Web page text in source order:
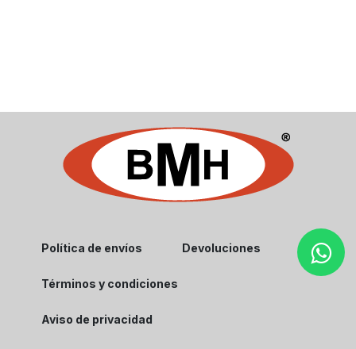
Política de envíos Devoluciones
Términos y condiciones
Aviso de privacidad